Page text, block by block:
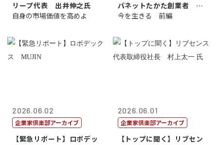
リープ代表 出井伸之氏
自身の市場価値を高めよ
パネットたかた創業者 髙
田 明氏
今を生きる 前編
2026.06.02
企業家倶楽部アーカイブ
【緊急リポート】ロボデッ
2026.06.01
企業家倶楽部アーカイブ
【トップに聞く】リブセン